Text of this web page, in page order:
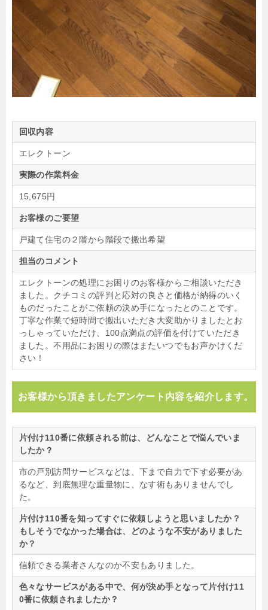
回収内容
エレクトーン
実際の作業料金
15,675円
お客様のご要望
戸建て住宅の２階から階段で搬出希望
担当のコメント
エレクトーンの処理にお困りのお客様からご相談いただき
ました。クチコミの評判と応対の良さと価格が納得のいく
ものだったことがご依頼の決め手になったとのことです。
丁寧な作業で短時間で搬出いただき大変助かりましたとお
っしゃっていただけ、100点満点の評価を付けていただき
ました。不用品にお困りの際はまたいつでもお声かけくだ
さい！
お客様から頂きましたアンケート内容を紹介します。
片付け110番に依頼される前は、どんなことで悩んでいま
したか？
市の戸別訪問サービスなどは、下まで自力で下す必要があ
るなど、到底無理な重量物に、なす術もありませんでし
た。
片付け110番を知ってすぐに依頼しようと思いましたか？
もしそうでなかった場合は、どのような不安がありました
か？
信頼できる業者さんなのか不安もありました。
色々なサービスがある中で、何が決め手となって片付け11
0番に依頼されましたか？